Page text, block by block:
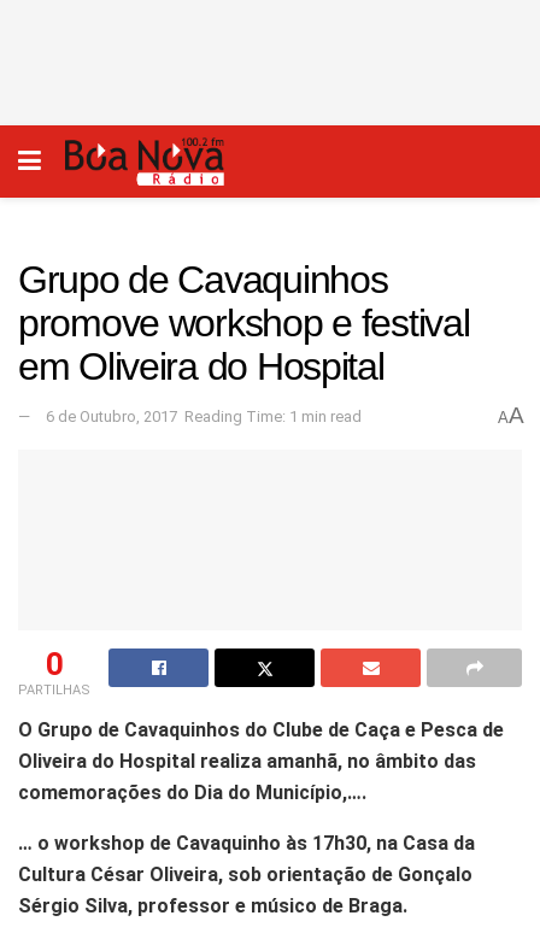
Grupo de Cavaquinhos
promove workshop e festival
em Oliveira do Hospital
6 de Outubro, 2017 Reading Time: 1 min read AA
0
PARTILHAS
O Grupo de Cavaquinhos do Clube de Caça e Pesca de
Oliveira do Hospital realiza amanhã, no âmbito das
comemorações do Dia do Município,….
… o workshop de Cavaquinho às 17h30, na Casa da
Cultura César Oliveira, sob orientação de Gonçalo
Sérgio Silva, professor e músico de Braga.